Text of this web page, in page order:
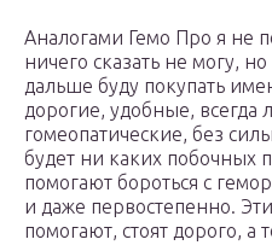
Аналогами Гемо Про я не
ничего сказать не могу,
дальше буду покупать
дорогие, удобные, всегда
гомеопатические, без
будет ни каких побочных
помогают бороться с
и даже первостепенно.
помогают, стоят дорого, а